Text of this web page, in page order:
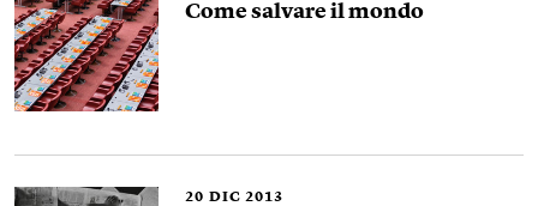
Come salvare il mondo
20 DIC 2013